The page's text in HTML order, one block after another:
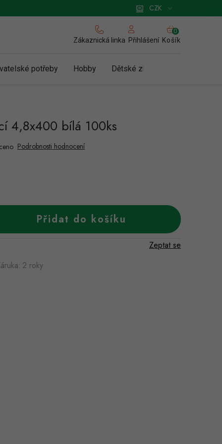
Zásady používání cookies
CZK
Zákaznická linka Přihlášení
NÁKUPNÍ
KOŠÍK
Košík
potřeby Hobby Dětské zboží a hračky
4,8x400 bílá 100ks
Podrobnosti hodnocení
Přidat do košíku
: 2 roky
Zeptat se